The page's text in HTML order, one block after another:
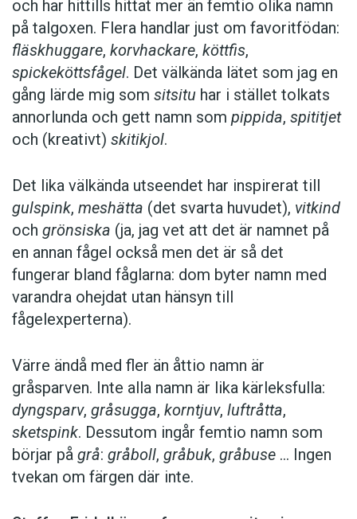
och har hittills hittat mer än femtio olika namn
på talgoxen. Flera handlar just om favoritfödan:
fläskhuggare, korvhackare, köttfis,
spickeköttsfågel. Det välkända lätet som jag en
gång lärde mig som sitsitu har i stället tolkats
annorlunda och gett namn som pippida, spititjet
och (kreativt) skitikjol.
Det lika välkända utseendet har inspirerat till
gulspink, meshätta (det svarta huvudet), vitkind
och grönsiska (ja, jag vet att det är namnet på
en ­annan fågel också men det är så det
fungerar bland fåglarna: dom byter namn med
var­andra ohejdat utan hänsyn till
fågelexperterna).
Värre ändå med fler än åttio namn är
gråsparven. Inte alla namn är lika kärleks­fulla:
dyngsparv, gråsugga, korntjuv, luftråtta,
sketspink. Dessutom ingår femtio namn som
börjar på grå: gråboll, gråbuk, gråbuse … Ingen
tvekan om färgen där inte.